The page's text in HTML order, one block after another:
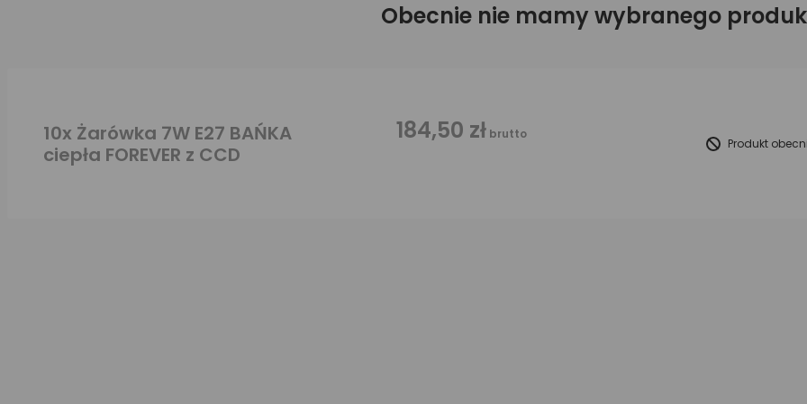
Obecnie nie mamy wybranego
10x Żarówka 7W E27 BAŃKA
ciepła FOREVER z CCD
184,50 zł brutto
Produkt